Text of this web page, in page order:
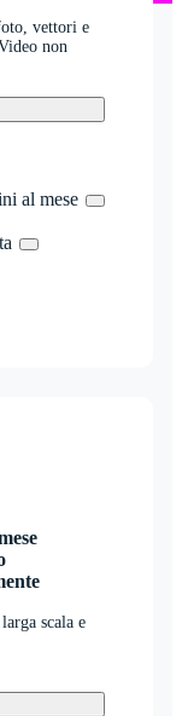
vettori e
non
al mese
scala e